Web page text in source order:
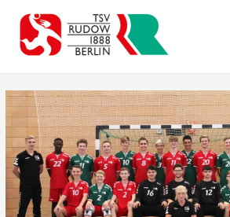
Inhalt
springen